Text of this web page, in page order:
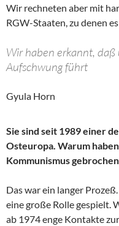
Wir rechneten aber mit
RGW-Staaten, zu denen
Wir haben erkannt,
Aufschwung führt
Gyula Horn
Sie sind seit 1989 einer
Osteuropa. Warum
Kommunismus
Das war ein langer
eine große Rolle gespielt.
ab 1974 enge Kontakte